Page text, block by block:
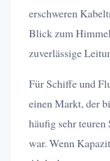
erschweren
Blick zum
zuverlässige
Für Schiffe und
einen Markt, der
häufig sehr
war. Wenn